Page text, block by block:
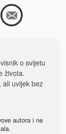
o svijetu
života.
ali uvijek bez
autora i ne